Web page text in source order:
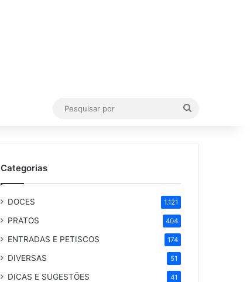
Categorias
DOCES 1.121
PRATOS 404
ENTRADAS E PETISCOS 174
DIVERSAS 51
DICAS E SUGESTÕES 41